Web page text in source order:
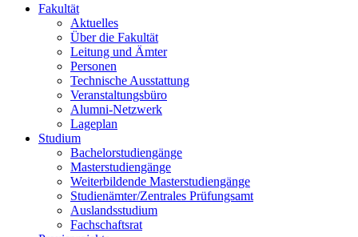
Fakultät
Aktuelles
Über die Fakultät
Leitung und Ämter
Personen
Technische Ausstattung
Veranstaltungsbüro
Alumni-Netzwerk
Lageplan
Studium
Bachelorstudiengänge
Masterstudiengänge
Weiterbildende Masterstudiengänge
Studienämter/Zentrales Prüfungsamt
Auslandsstudium
Fachschaftsrat